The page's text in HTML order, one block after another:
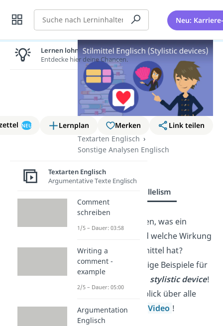
Suche Neu:
NEU Lernplan Merken
Link teilen
Textarten Englisch
Sonstige Analysen Englisch
Parallelism
Parallelism
Du möchtest wissen, was ein
ist und welche Wirkung
das englische Stilmittel hat?
Hier findest du einige Beispiele für
Parallelism stylistic device!
Einen guten Überblick über alle
Stilmittel gibt’s imVideo !
Lernen lohnt sich!
Entdecke hier deine Chancen.
Textarten Englisch
Argumentative Texte Englisch
Comment
schreiben
1/5 – Dauer: 03:58
Writing a
comment -
example
2/5 – Dauer: 05:00
Argumentation
Englisch